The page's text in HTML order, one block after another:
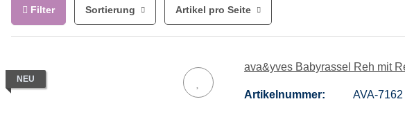
Filter Sortierung Artikel pro Seite
NEU
ava&yves Babyrassel Reh mit
Artikelnummer: AVA-7162